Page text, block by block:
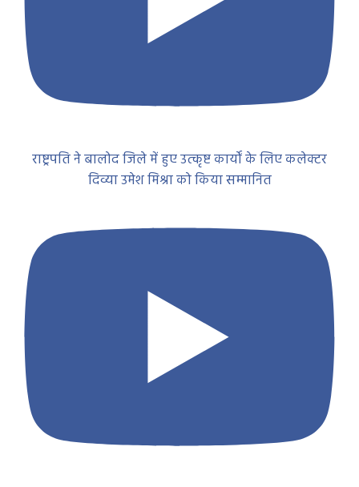
राष्ट्रपति ने बालोद जिले में हुए उत्कृष्ट कार्यों के लिए कलेक्टर
दिव्या उमेश मिश्रा को किया सम्मानित